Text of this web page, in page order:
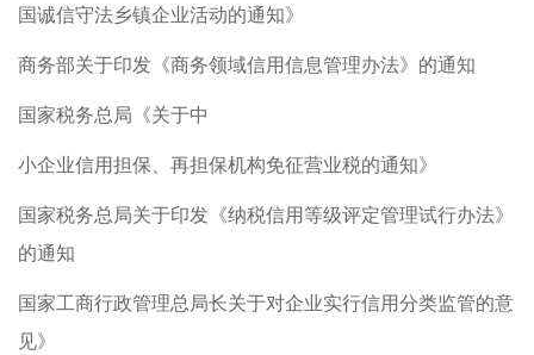
国诚信守法乡镇企业活动的通知》
商务部关于印发《商务领域信用信息管理办法》的通知
国家税务总局《关于中
小企业信用担保、再担保机构免征营业税的通知》
国家税务总局关于印发《纳税信用等级评定管理试行办法》
的通知
国家工商行政管理总局长关于对企业实行信用分类监管的意
见》